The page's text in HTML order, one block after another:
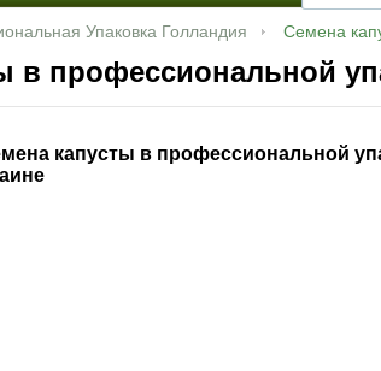
Упаковка Голландия Семена
в профессиональной
капусты в профессиональной